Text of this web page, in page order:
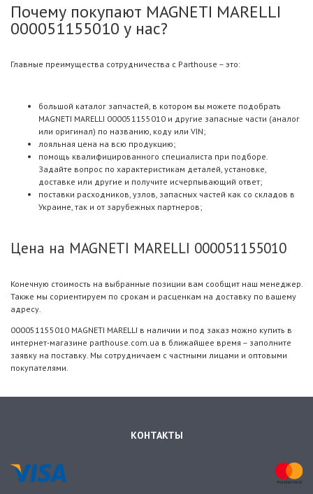
Почему покупают MAGNETI MARELLI
000051155010 у нас?
Главные преимущества сотрудничества с Parthouse – это:
большой каталог запчастей, в котором вы можете подобрать
MAGNETI MARELLI 000051155010 и другие запасные части (аналог
или оригинал) по названию, коду или VIN;
лояльная цена на всю продукцию;
помощь квалифицированного специалиста при подборе.
Задайте вопрос по характеристикам деталей, установке,
доставке или другие и получите исчерпывающий ответ;
поставки расходников, узлов, запасных частей как со складов в
Украине, так и от зарубежных партнеров;
Цена на MAGNETI MARELLI 000051155010
Конечную стоимость на выбранные позиции вам сообщит наш менеджер.
Также мы сориентируем по срокам и расценкам на доставку по вашему
адресу.
000051155010 MAGNETI MARELLI в наличии и под заказ можно купить в
интернет-магазине parthouse.com.ua в ближайшее время – заполните
заявку на поставку. Мы сотрудничаем с частными лицами и оптовыми
покупателями.
КОНТАКТЫ